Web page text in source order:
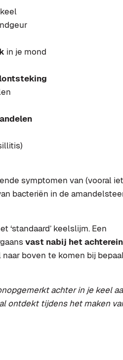
in je mond
symptomen van (vooral
bacteriën in de
keelslijm. Een
vast nabij het
boven te komen bij
achter in je keel
ontdekt tijdens het maken